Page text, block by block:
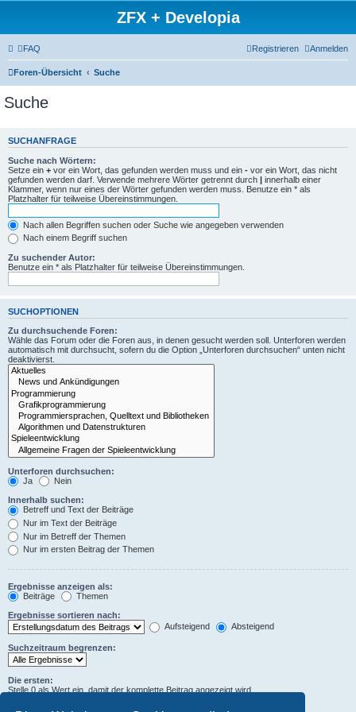
ZFX + Developia
FAQ Anmelden
Registrieren
Foren-Übersicht Suche
Suche
SUCHANFRAGE
Suche nach Wörtern:
Setze ein + vor ein Wort, das gefunden werden muss und ein - vor ein Wort, das nicht
gefunden werden darf. Verwende mehrere Wörter getrennt durch | innerhalb einer
Klammer, wenn nur eines der Wörter gefunden werden muss. Benutze ein * als
Platzhalter für teilweise Übereinstimmungen.
Nach allen Begriffen suchen oder Suche wie angegeben verwenden
Nach einem Begriff suchen
Zu suchender Autor:
Benutze ein * als Platzhalter für teilweise Übereinstimmungen.
SUCHOPTIONEN
Zu durchsuchende Foren:
Wähle das Forum oder die Foren aus, in denen gesucht werden soll. Unterforen werden
automatisch mit durchsucht, sofern du die Option „Unterforen durchsuchen“ unten nicht
deaktivierst.
Unterforen durchsuchen:
Ja
Nein
Innerhalb suchen:
Betreff und Text der Beiträge
Nur im Text der Beiträge
Nur im Betreff der Themen
Nur im ersten Beitrag der Themen
Ergebnisse anzeigen als:
Beiträge
Themen
Ergebnisse sortieren nach:
Aufsteigend
Absteigend
Suchzeitraum begrenzen:
Die ersten:
Stelle 0 als Wert ein, damit der komplette Beitrag angezeigt wird.